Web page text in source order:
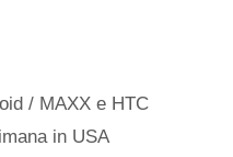
/ MAXX e HTC
in USA